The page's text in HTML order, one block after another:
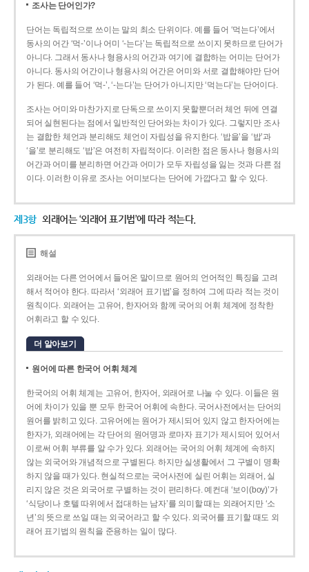
조사는 단어인가?
단어는 독립적으로 쓰이는 말의 최소 단위이다. 예를 들어 ‘먹는다’에서
동사의 어간 ‘먹-­’이나 어미 ‘­-는다’는 독립적으로 쓰이지 못하므로 단어가
아니다. 그래서 동사나 형용사의 어간과 여기에 결합하는 어미는 단어가
아니다. 동사의 어간이나 형용사의 어간은 어미와 서로 결합해야만 단어
가 된다. 예를 들어 ‘먹-’, ‘-는다’는 단어가 아니지만 ‘먹는다’는 단어이다.
조사는 어미와 마찬가지로 단독으로 쓰이지 못할뿐더러 체언 뒤에 연결
되어 실현된다는 점에서 일반적인 단어와는 차이가 있다. 그렇지만 조사
는 결합한 체언과 분리해도 체언이 자립성을 유지한다. ‘밥을’을 ‘밥’과
‘을’로 분리해도 ‘밥’은 여전히 자립적이다. 이러한 점은 동사나 형용사의
어간과 어미를 분리하면 어간과 어미가 모두 자립성을 잃는 것과 다른 점
이다. 이러한 이유로 조사는 어미보다는 단어에 가깝다고 할 수 있다.
제3항 외래어는 ‘외래어 표기법’에 따라 적는다.
해설
외래어는 다른 언어에서 들어온 말이므로 원어의 언어적인 특징을 고려
해서 적어야 한다. 따라서 ‘외래어 표기법’을 정하여 그에 따라 적는 것이
원칙이다. 외래어는 고유어, 한자어와 함께 국어의 어휘 체계에 정착한
어휘라고 할 수 있다.
더 알아보기
원어에 따른 한국어 어휘 체계
한국어의 어휘 체계는 고유어, 한자어, 외래어로 나눌 수 있다. 이들은 원
어에 차이가 있을 뿐 모두 한국어 어휘에 속한다. 국어사전에서는 단어의
원어를 밝히고 있다. 고유어에는 원어가 제시되어 있지 않고 한자어에는
한자가, 외래어에는 각 단어의 원어명과 로마자 표기가 제시되어 있어서
이로써 어휘 부류를 알 수가 있다. 외래어는 국어의 어휘 체계에 속하지
않는 외국어와 개념적으로 구별된다. 하지만 실생활에서 그 구별이 명확
하지 않을 때가 있다. 현실적으로는 국어사전에 실린 어휘는 외래어, 실
리지 않은 것은 외국어로 구별하는 것이 편리하다. 예컨대 ‘보이(boy)’가
‘식당이나 호텔 따위에서 접대하는 남자’를 의미할 때는 외래어지만 ‘소
년’의 뜻으로 쓰일 때는 외국어라고 할 수 있다. 외국어를 표기할 때도 외
래어 표기법의 원칙을 준용하는 일이 많다.